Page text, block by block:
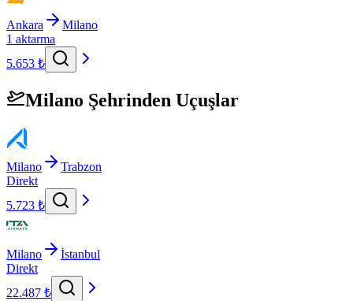
Ankara
Milano
1 aktarma
5.653 ₺
Milano Şehrinden Uçuşlar
Milano
Trabzon
Direkt
5.723 ₺
Milano
İstanbul
Direkt
22.487 ₺